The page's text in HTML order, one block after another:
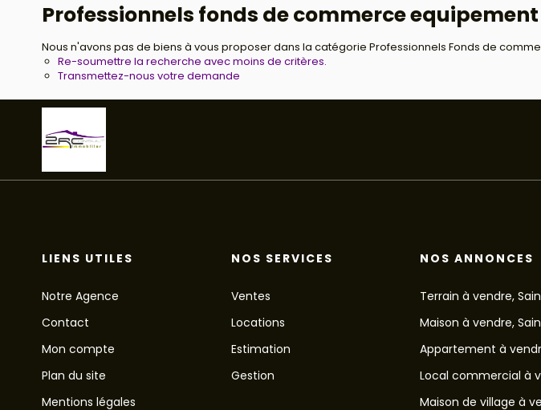
Professionnels fonds de commerce
Nous n'avons pas de biens à vous proposer dans la catégorie Professionnels Fonds de
Re-soumettre la recherche avec moins de critères.
Transmettez-nous votre demande
LIENS UTILES
Notre Agence
Contact
Mon compte
Plan du site
Mentions légales
NOS SERVICES
Ventes
Locations
Estimation
Gestion
NOS ANNONCES
Terrain à vendre,
Maison à vendre,
Appartement à
Local commercial à
Maison de village à